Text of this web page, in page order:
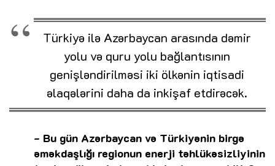
Türkiyə ilə Azərbaycan arasında dəmir
yolu və quru yolu bağlantısının
genişləndirilməsi iki ölkənin iqtisadi
əlaqələrini daha da inkişaf etdirəcək.
- Bu gün Azərbaycan və Türkiyənin birgə
əməkdaşlığı regionun enerji təhlükəsizliyinin